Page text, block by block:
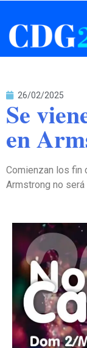
26/02/2025
Se
en
Comienzan los fin
Armstrong no